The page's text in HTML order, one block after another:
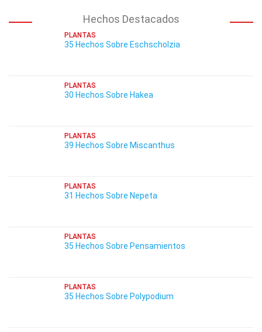
Hechos Destacados
PLANTAS
35 Hechos Sobre Eschscholzia
PLANTAS
30 Hechos Sobre Hakea
PLANTAS
39 Hechos Sobre Miscanthus
PLANTAS
31 Hechos Sobre Nepeta
PLANTAS
35 Hechos Sobre Pensamientos
PLANTAS
35 Hechos Sobre Polypodium